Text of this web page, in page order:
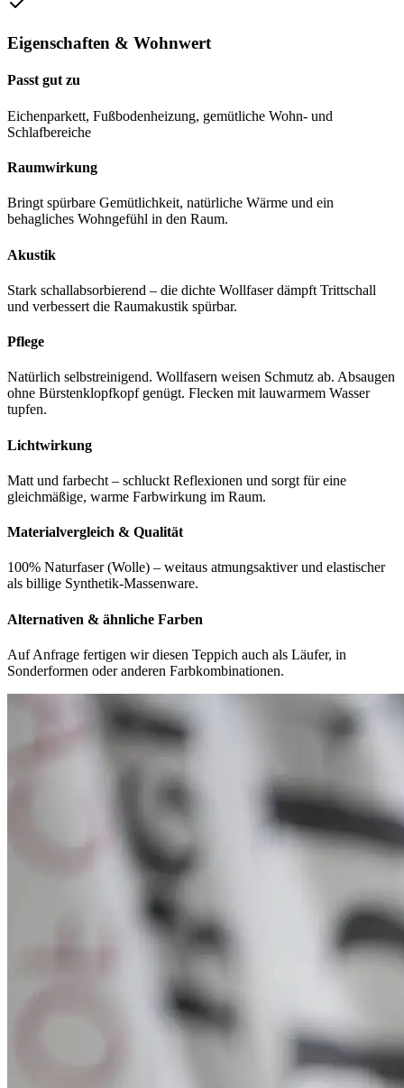
Eigenschaften & Wohnwert
Passt gut zu
Eichenparkett, Fußbodenheizung, gemütliche Wohn- und
Schlafbereiche
Raumwirkung
Bringt spürbare Gemütlichkeit, natürliche Wärme und ein
behagliches Wohngefühl in den Raum.
Akustik
Stark schallabsorbierend – die dichte Wollfaser dämpft Trittschall
und verbessert die Raumakustik spürbar.
Pflege
Natürlich selbstreinigend. Wollfasern weisen Schmutz ab. Absaugen
ohne Bürstenklopfkopf genügt. Flecken mit lauwarmem Wasser
tupfen.
Lichtwirkung
Matt und farbecht – schluckt Reflexionen und sorgt für eine
gleichmäßige, warme Farbwirkung im Raum.
Materialvergleich & Qualität
100% Naturfaser (Wolle) – weitaus atmungsaktiver und elastischer
als billige Synthetik-Massenware.
Alternativen & ähnliche Farben
Auf Anfrage fertigen wir diesen Teppich auch als Läufer, in
Sonderformen oder anderen Farbkombinationen.